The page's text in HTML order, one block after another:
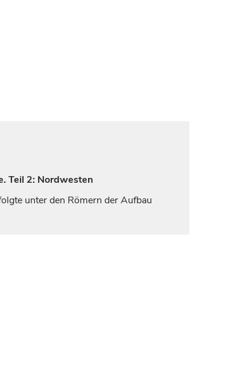
Teil 2: Nordwesten
unter den Römern der Aufbau